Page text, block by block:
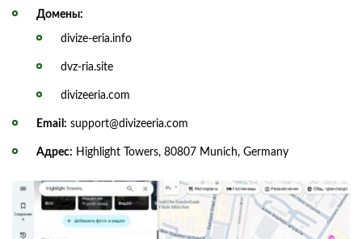
Домены:
divize-eria.info
dvz-ria.site
divizeeria.com
Email: support@divizeeria.com
Адрес: Highlight Towers, 80807 Munich, Germany